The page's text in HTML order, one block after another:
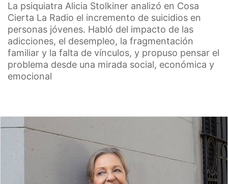
La psiquiatra Alicia Stolkiner analizó en Cosa
Cierta La Radio el incremento de suicidios en
personas jóvenes. Habló del impacto de las
adicciones, el desempleo, la fragmentación
familiar y la falta de vínculos, y propuso pensar el
problema desde una mirada social, económica y
emocional